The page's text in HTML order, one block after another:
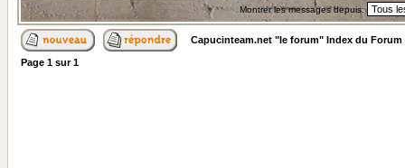
Montrer les messages depuis:
Capucinteam.net "le forum" Index du Forum
Page 1 sur1